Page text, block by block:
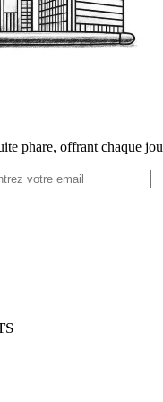
phare, offrant chaque